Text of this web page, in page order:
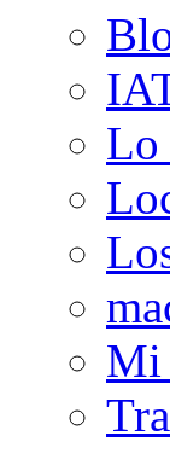
Lo
Mi